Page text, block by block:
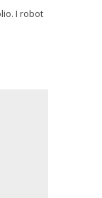
I robot